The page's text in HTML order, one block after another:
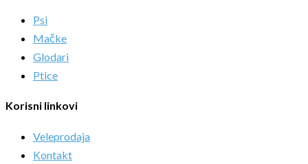
Psi
Mačke
Glodari
Ptice
Korisni linkovi
Veleprodaja
Kontakt